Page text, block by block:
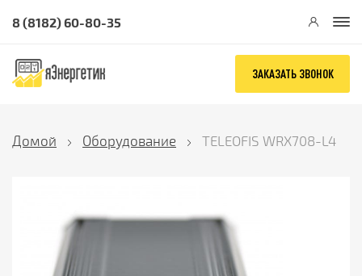
8 (8182) 60-80-35
ЗАКАЗАТЬ ЗВОНОК
Домой Оборудование TELEOFIS WRX708-L4